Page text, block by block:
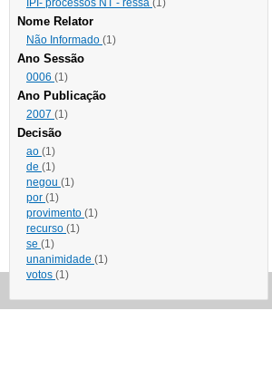
IPI- processos NT - ressa (1)
Nome Relator
Não Informado (1)
Ano Sessão
0006 (1)
Ano Publicação
2007 (1)
Decisão
ao (1)
de (1)
negou (1)
por (1)
provimento (1)
recurso (1)
se (1)
unanimidade (1)
votos (1)